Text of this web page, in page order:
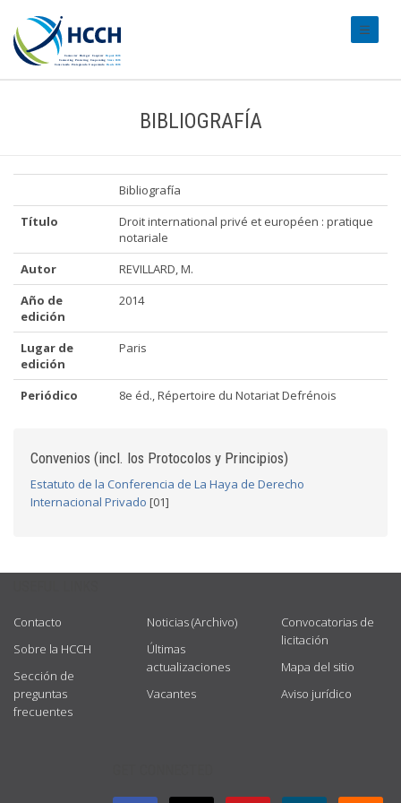
BIBLIOGRAFÍA
Bibliografía
Título
Droit international privé et européen : pratique
notariale
Autor
REVILLARD, M.
Año de
edición
2014
Lugar de
edición
Paris
Periódico 8e éd., Répertoire du Notariat Defrénois
Convenios (incl. los Protocolos y Principios)
Estatuto de la Conferencia de La Haya de Derecho
Internacional Privado [01]
Contacto
Sobre la HCCH
Sección de
preguntas
frecuentes
Noticias (Archivo)
Últimas
actualizaciones
Vacantes
Convocatorias de
licitación
Mapa del sitio
Aviso jurídico